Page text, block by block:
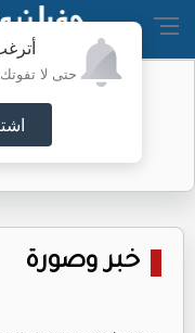
حتى لا تفوتك
خبر وصورة